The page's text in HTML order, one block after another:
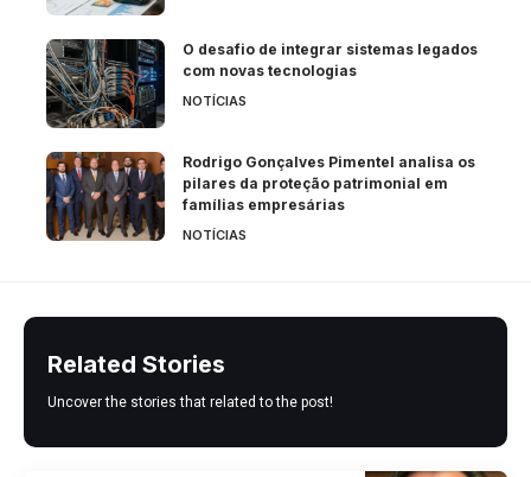
O desafio de integrar sistemas legados
com novas tecnologias
NOTÍCIAS
Rodrigo Gonçalves Pimentel analisa os
pilares da proteção patrimonial em
famílias empresárias
NOTÍCIAS
Related Stories
Uncover the stories that related to the post!